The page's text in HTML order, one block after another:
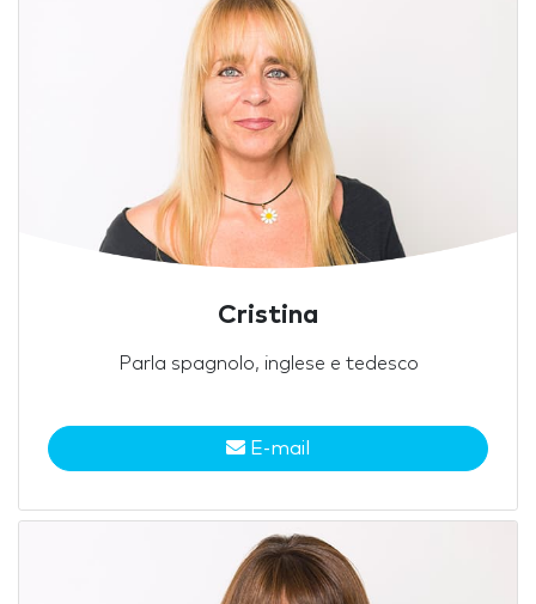
Cristina
Parla spagnolo, inglese e tedesco
E-mail